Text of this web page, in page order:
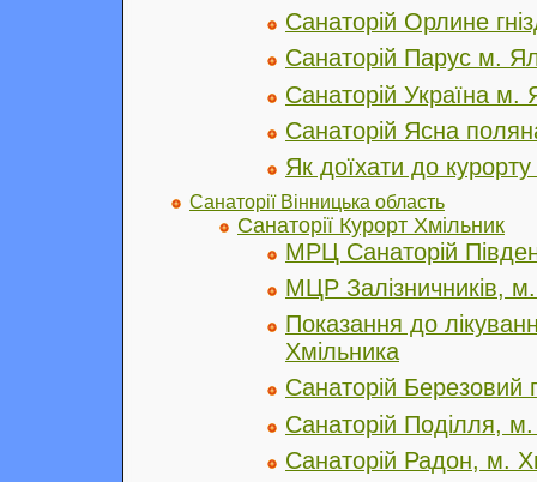
Санаторій Орлине
Санаторій Парус м.
Санаторій Україна м.
Санаторій Ясна
Як доїхати до
Санаторії Вінницька область
Санаторії Курорт Хмільник
МРЦ Санаторій
МЦР Залізничників,
Показання до
Хмільника
Санаторій Березовий
Санаторій Поділля,
Санаторій Радон, м.